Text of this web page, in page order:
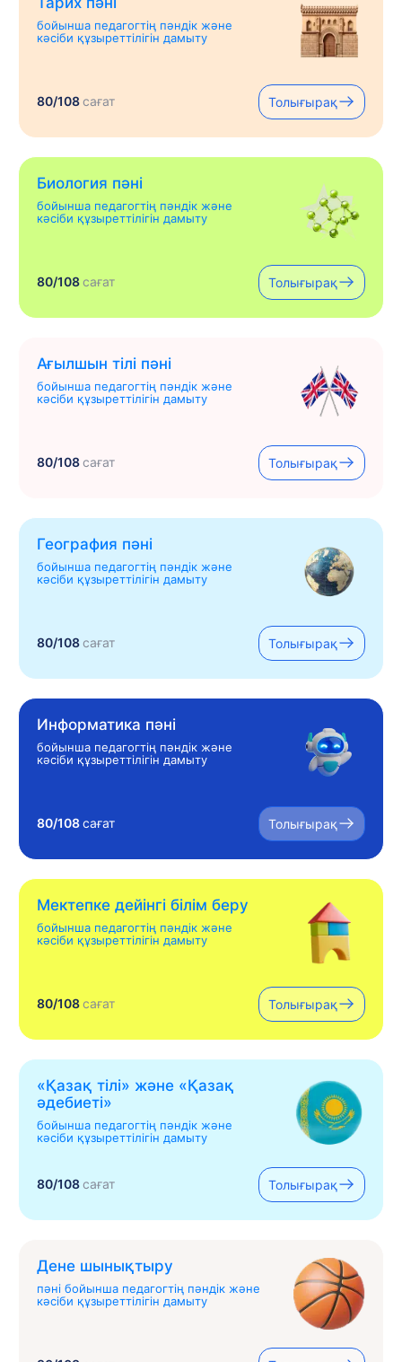
бойынша педагогтің пәндік және
кәсіби құзыреттілігін дамыту
80/108сағат Толығырақ
Биология пәні
бойынша педагогтің пәндік және
кәсіби құзыреттілігін дамыту
80/108сағат Толығырақ
Ағылшын тілі пәні
бойынша педагогтің пәндік және
кәсіби құзыреттілігін дамыту
80/108сағат Толығырақ
География пәні
бойынша педагогтің пәндік және
кәсіби құзыреттілігін дамыту
80/108сағат Толығырақ
Информатика пәні
бойынша педагогтің пәндік және
кәсіби құзыреттілігін дамыту
80/108сағат Толығырақ
Мектепке дейінгі білім беру
бойынша педагогтің пәндік және
кәсіби құзыреттілігін дамыту
80/108сағат Толығырақ
«Қазақ тілі» жəне «Қазақ
əдебиеті»
бойынша педагогтің пәндік және
кәсіби құзыреттілігін дамыту
80/108сағат Толығырақ
Дене шынықтыру
пәні бойынша педагогтің пәндік және
кәсіби құзыреттілігін дамыту